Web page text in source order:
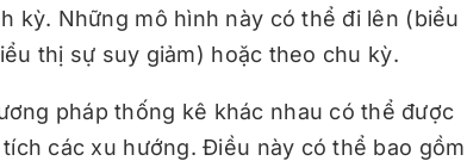
kỳ. Những mô hình này có thể đi lên (biểu
thị sự suy giảm) hoặc theo chu kỳ.
pháp thống kê khác nhau có thể được
các xu hướng. Điều này có thể bao gồm